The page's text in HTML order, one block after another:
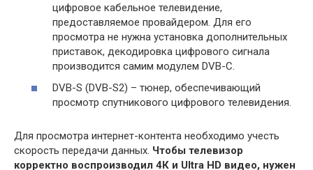
цифровое кабельное телевидение,
предоставляемое провайдером. Для его
просмотра не нужна установка дополнительных
приставок, декодировка цифрового сигнала
производится самим модулем DVB-C.
DVB-S (DVB-S2) – тюнер, обеспечивающий
просмотр спутникового цифрового телевидения.
Для просмотра интернет-контента необходимо учесть
скорость передачи данных. Чтобы телевизор
корректно воспроизводил 4К и Ultra HD видео, нужен